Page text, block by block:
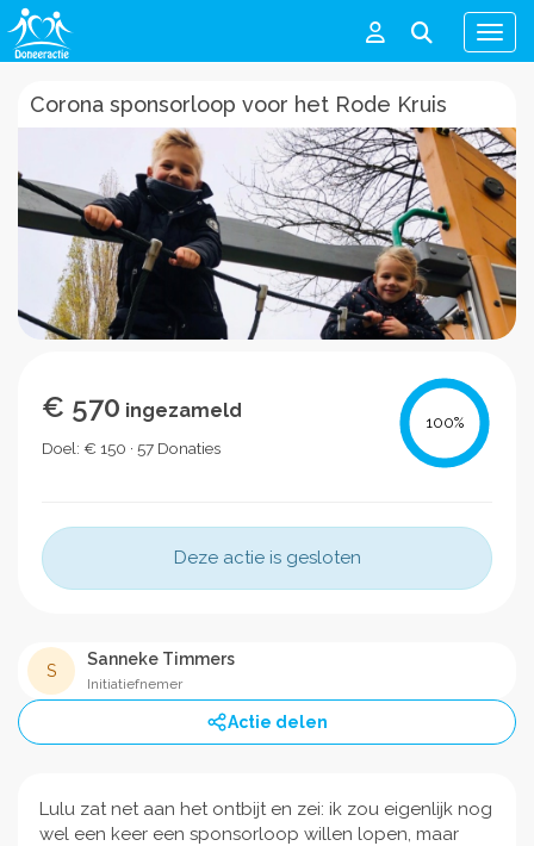
Menu
Corona sponsorloop voor het Rode Kruis
€ 570 ingezameld
Doel: € 150 · 57 Donaties
100%
Deze actie is gesloten
S
Sanneke Timmers
Initiatiefnemer
Actie delen
Lulu zat net aan het ontbijt en zei: ik zou eigenlijk nog
wel een keer een sponsorloop willen lopen, maar